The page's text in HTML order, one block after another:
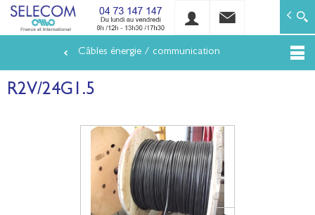
au
contenu
SELECOM
Matériels de réseaux électriques basse tension et
Câbles énergie / communication
R2V/24G1.5